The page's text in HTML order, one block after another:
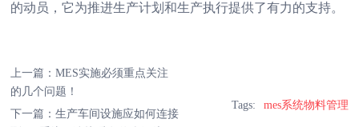
的动员，它为推进生产计划和生产执行提供了有力的支持。
上一篇：MES实施必须重点关注
的几个问题！
下一篇：生产车间设施应如何连接
Tags: mes系统物料管理